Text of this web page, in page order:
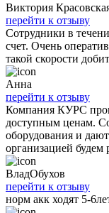
Виктория
перейти к отзыву
Сотрудники в
счет. Очень
такой скорости
Анна
перейти к отзыву
Компания КУРС
доступным ценам.
оборудования и
организацией будем
ВладОбухов
перейти к отзыву
норм акк ходят 5-